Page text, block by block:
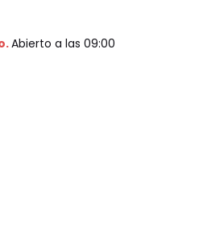
Abierto a las 09:00